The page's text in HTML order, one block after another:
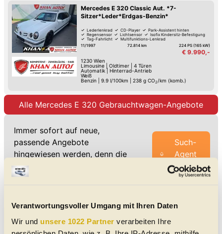
Verantwortungsvoller Umgang mit Ihren Daten
Wir und unsere 1022 Partner verarbeiten Ihre
Mercedes E 320 Classic Aut. *7-
Sitzer*Leder*Erdgas-Benzin*
Lederlenkrad CD-Player
Park-Assistent hinten
Regensensor
Lichtsensor
Isofix Kindersitz-Befestigung
Tag-Fahrlicht
Multifunktions-Lenkrad
11/1997
72.814 km 224 PS (165 kW)
€ 9.990,-
1230 Wien
Limousine| Oldtimer|
4 Türen
Automatik| Hinterrad-Antrieb
Weiß
Benzin
9.9 l/100km 238 g CO2 /km (komb.)
Alle Mercedes E 320 Gebrauchtwagen-Angebote
Immer sofort auf neue,
passende Angebote
hingewiesen werden, denn die
besten Angebote sind
bekanntlich am schnellsten
Such-
Agent
starten